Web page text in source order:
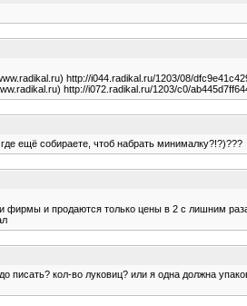
http://i044.radikal.ru/1203/08/
http://i072.radikal.ru/1203/c0/
ещё собираете, чтоб набрать минималку?!?)???
фирмы и продаются только цены в 2 с лишним
писать? кол-во луковиц? или я одна должна